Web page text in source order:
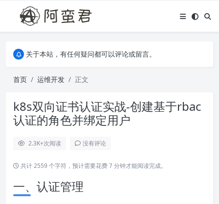
关于本站，有任何疑问都可以评论或留言。
关于本站，有任何疑问都可以评论或留言。
首页
运维开发 正文
k8s双向证书认证实战-创建基于rbac
认证的角色并绑定用户
2.3K+次阅读 没有评论
共计 2559 个字符，预计需要花费 7 分钟才能阅读完成。
一、认证管理